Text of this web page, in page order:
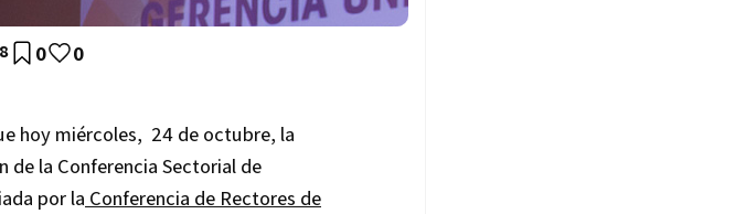
0 0
hoy miércoles, 24 de octubre, la
de la Conferencia Sectorial de
por la Conferencia de Rectores de